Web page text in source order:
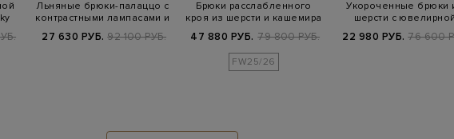
Льняные брюки-палаццо с
контрастными лампасами и
27 630 РУБ. 92 100 РУБ.
Брюки расслабленного
кроя из шерсти и кашемира
47 880 РУБ. 79 800 РУБ.
FW25/26
Укороченные брюки
шерсти с ювелирной
22 980 РУБ. 76 600